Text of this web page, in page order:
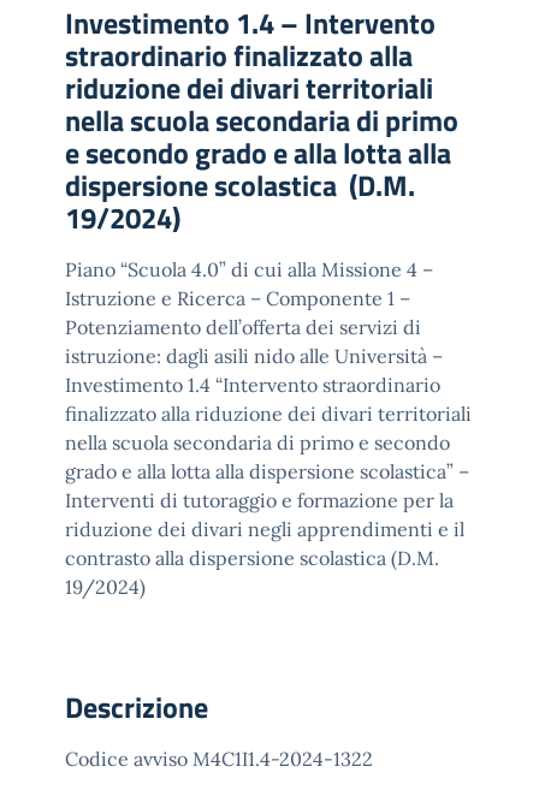
Investimento 1.4 – Intervento
straordinario finalizzato alla
riduzione dei divari territoriali
nella scuola secondaria di primo
e secondo grado e alla lotta alla
dispersione scolastica (D.M.
19/2024)
Piano “Scuola 4.0” di cui alla Missione 4 –
Istruzione e Ricerca – Componente 1 –
Potenziamento dell’offerta dei servizi di
istruzione: dagli asili nido alle Università –
Investimento 1.4 “Intervento straordinario
finalizzato alla riduzione dei divari territoriali
nella scuola secondaria di primo e secondo
grado e alla lotta alla dispersione scolastica” –
Interventi di tutoraggio e formazione per la
riduzione dei divari negli apprendimenti e il
contrasto alla dispersione scolastica (D.M.
19/2024)
Descrizione
Codice avviso M4C1I1.4-2024-1322